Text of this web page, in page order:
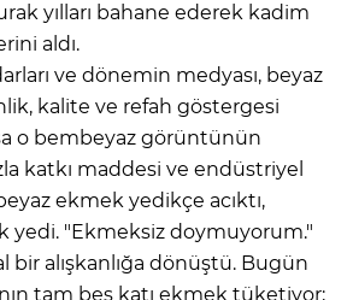
yılları bahane ederek kadim
aldı.
ve dönemin medyası, beyaz
kalite ve refah göstergesi
o bembeyaz görüntünün
katkı maddesi ve endüstriyel
ekmek yedikçe acıktı,
yedi. "Ekmeksiz doymuyorum."
alışkanlığa dönüştü. Bugün
tam beş katı ekmek tüketiyor;